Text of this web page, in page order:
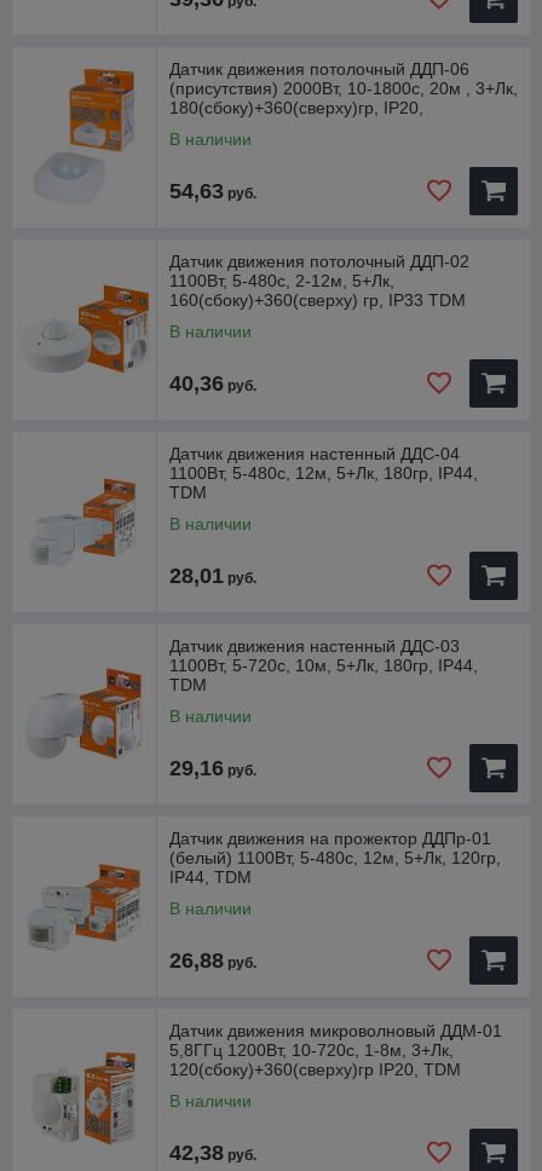
Датчик движения потолочный ДДП-06
(присутствия) 2000Вт, 10-1800с, 20м , 3+Лк,
180(сбоку)+360(сверху)гр, IP20,
В наличии
54,63 руб.
Датчик движения потолочный ДДП-02
1100Вт, 5-480с, 2-12м, 5+Лк,
160(сбоку)+360(сверху) гр, IP33 TDM
В наличии
40,36 руб.
Датчик движения настенный ДДС-04
1100Вт, 5-480с, 12м, 5+Лк, 180гр, IP44,
TDM
В наличии
28,01 руб.
Датчик движения настенный ДДС-03
1100Вт, 5-720с, 10м, 5+Лк, 180гр, IP44,
TDM
В наличии
29,16 руб.
Датчик движения на прожектор ДДПр-01
(белый) 1100Вт, 5-480с, 12м, 5+Лк, 120гр,
IP44, TDM
В наличии
26,88 руб.
Датчик движения микроволновый ДДМ-01
5,8ГГц 1200Вт, 10-720с, 1-8м, 3+Лк,
120(сбоку)+360(сверху)гр IP20, TDM
В наличии
42,38 руб.